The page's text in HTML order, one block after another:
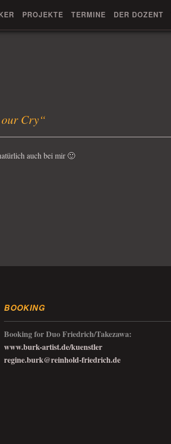
PROJEKTE TERMINE DER DOZENT
Cry“
auch bei mir 🙂
BOOKING
Booking for Duo Friedrich/Takezawa:
www.burk-artist.de/kuenstler
regine.burk@reinhold-friedrich.de